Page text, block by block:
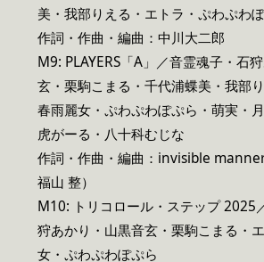
美・我部りえる・エトラ・ぷわぷわ
作詞・作曲・編曲：中川大二郎
M9: PLAYERS「A」／音霊魂子・石
玄・栗駒こまる・千代浦蝶美・我部
春雨麗女・ぷわぷわぽぷら・萌実・
虎がーる・八十科むじな
作詞・作曲・編曲：invisible
福山 整）
M10: トリコロール・ステップ 2025
狩あかり・山黒音玄・栗駒こまる・
女・ぷわぷわぽぷら